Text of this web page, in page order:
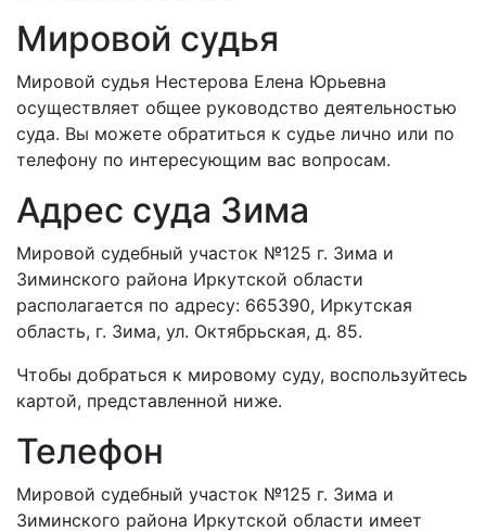
Мировой судья
Мировой судья Нестерова Елена Юрьевна
осуществляет общее руководство деятельностью
суда. Вы можете обратиться к судье лично или по
телефону по интересующим вас вопросам.
Адрес суда Зима
Мировой судебный участок №125 г. Зима и
Зиминского района Иркутской области
располагается по адресу: 665390, Иркутская
область, г. Зима, ул. Октябрьская, д. 85.
Чтобы добраться к мировому суду, воспользуйтесь
картой, представленной ниже.
Телефон
Мировой судебный участок №125 г. Зима и
Зиминского района Иркутской области имеет